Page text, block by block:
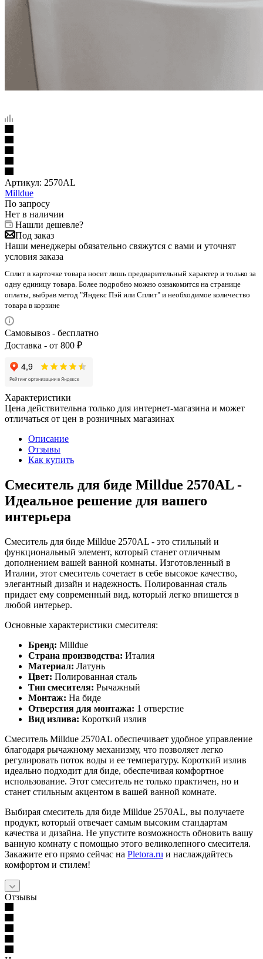
Артикул: 2570AL
Milldue
По запросу
Нет в наличии
Нашли дешевле?
Под заказ
Наши менеджеры обязательно свяжутся с вами и уточнят
условия заказа
Сплит в карточке товара носит лишь предварительный характер и только за
одну единицу товара. Более подробно можно ознакомится на странице
оплаты, выбрав метод "Яндекс Пэй или Сплит" и необходимое количество
товара в корзине
Самовывоз - бесплатно
Доставка - от 800 ₽
Характеристики
Цена действительна только для интернет-магазина и может
отличаться от цен в розничных магазинах
Описание
Отзывы
Как купить
Смеситель для биде Milldue 2570AL -
Идеальное решение для вашего
интерьера
Смеситель для биде Milldue 2570AL - это стильный и
функциональный элемент, который станет отличным
дополнением вашей ванной комнаты. Изготовленный в
Италии, этот смеситель сочетает в себе высокое качество,
элегантный дизайн и надежность. Полированная сталь
придает ему современный вид, который легко впишется в
любой интерьер.
Основные характеристики смесителя:
Бренд: Milldue
Страна производства: Италия
Материал: Латунь
Цвет: Полированная сталь
Тип смесителя: Рычажный
Монтаж: На биде
Отверстия для монтажа: 1 отверстие
Вид излива: Короткий излив
Смеситель Milldue 2570AL обеспечивает удобное управление
благодаря рычажному механизму, что позволяет легко
регулировать поток воды и ее температуру. Короткий излив
идеально подходит для биде, обеспечивая комфортное
использование. Этот смеситель не только практичен, но и
станет стильным акцентом в вашей ванной комнате.
Выбирая смеситель для биде Milldue 2570AL, вы получаете
продукт, который отвечает самым высоким стандартам
качества и дизайна. Не упустите возможность обновить вашу
ванную комнату с помощью этого великолепного смесителя.
Закажите его прямо сейчас на Pletora.ru и наслаждайтесь
комфортом и стилем!
Отзывы